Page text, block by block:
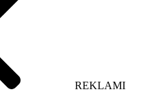
REKLAMI